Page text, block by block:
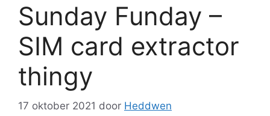
Sunday Funday –
SIM card extractor
thingy
17 oktober 2021 door Heddwen